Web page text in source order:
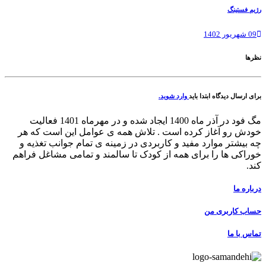
رژیم فستینگ
09 شهریور 1402
نظرها
برای ارسال دیدگاه ابتدا باید وارد شوید.
مگ فود در آذر ماه 1400 ایجاد شده و در مهرماه 1401 فعالیت
خودش رو آغاز کرده است . تلاش همه ی عوامل این است که هر
چه بیشتر موارد مفید و کاربردی در زمینه ی تمام جوانب تغذیه و
خوراکی ها را برای همه از کودک تا سالمند و تمامی مشاغل فراهم
کند.
درباره ما
حساب کاربری من
تماس با ما